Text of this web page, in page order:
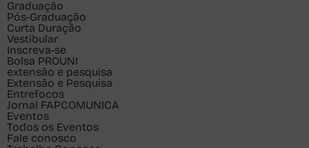
Graduação
Pós-Graduação
Curta Duração
Vestibular
Inscreva-se
Bolsa PROUNI
extensão e pesquisa
Extensão e Pesquisa
Entrefocos
Jornal FAPCOMUNICA
Eventos
Todos os Eventos
Fale conosco